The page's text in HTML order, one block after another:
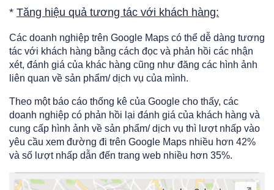
* Tăng hiệu quả tương tác với khách hàng:
Các doanh nghiệp trên Google Maps có thể dễ dàng tương
tác với khách hàng bằng cách đọc và phản hồi các nhận
xét, đánh giá của khác hàng cũng như đăng các hình ảnh
liên quan về sản phẩm/ dịch vụ của mình.
Theo một báo cáo thống kê của Google cho thấy, các
doanh nghiệp có phản hồi lại đánh giá của khách hàng và
cung cấp hình ảnh về sản phẩm/ dịch vụ thì lượt nhấp vào
yêu cầu xem đường đi trên Google Maps nhiều hơn 42%
và số lượt nhấp dẫn đến trang web nhiều hơn 35%.